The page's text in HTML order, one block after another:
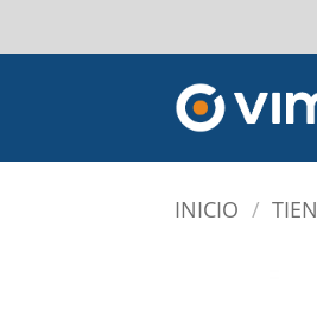
INICIO /